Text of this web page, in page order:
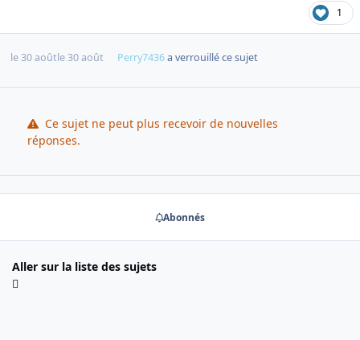
1
le 30 aoûtle 30 août Perry7436a verrouillé ce sujet
Ce sujet ne peut plus recevoir de nouvelles
réponses.
Abonnés
Aller sur la liste des sujets